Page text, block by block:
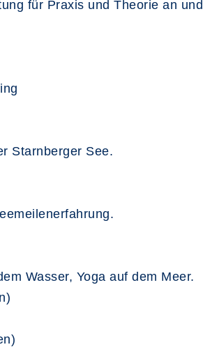
für Praxis und Theorie an und
Starnberger See.
Wasser, Yoga auf dem Meer.